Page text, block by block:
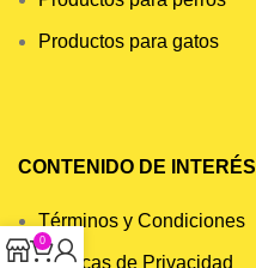
Productos para gatos
CONTENIDO DE INTERÉS
Términos y Condiciones
Políticas de Privacidad
0